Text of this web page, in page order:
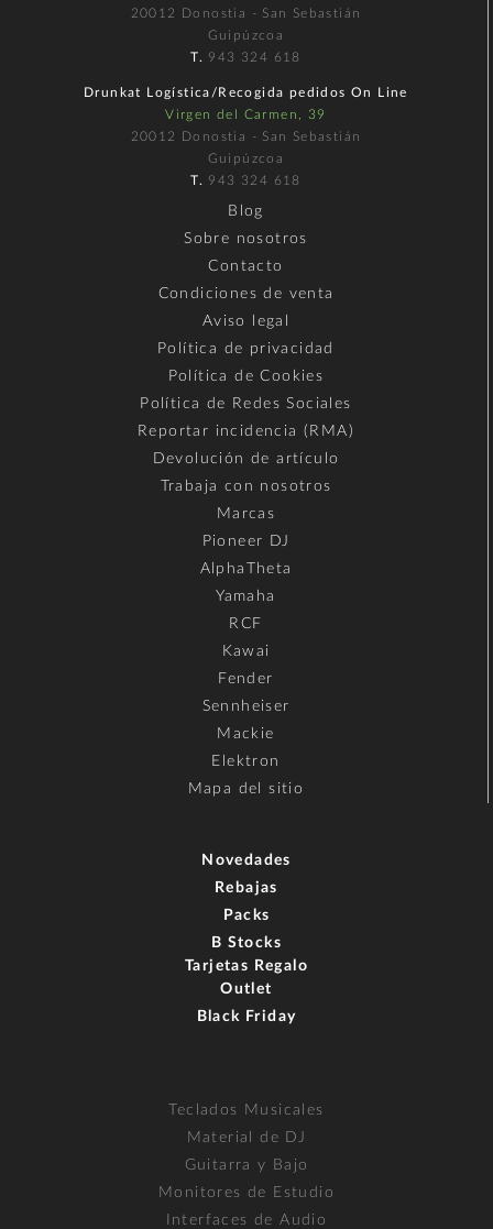
20012 Donostia - San Sebastián
Guipúzcoa
T. 943 324 618
Drunkat Logística/Recogida pedidos On Line
Virgen del Carmen, 39
20012 Donostia - San Sebastián
Guipúzcoa
T. 943 324 618
Blog
Sobre nosotros
Contacto
Condiciones de venta
Aviso legal
Política de privacidad
Política de Cookies
Política de Redes Sociales
Reportar incidencia (RMA)
Devolución de artículo
Trabaja con nosotros
Marcas
Pioneer DJ
AlphaTheta
Yamaha
RCF
Kawai
Fender
Sennheiser
Mackie
Elektron
Mapa del sitio
Novedades
Rebajas
Packs
B Stocks
Tarjetas Regalo
Outlet
Black Friday
Teclados Musicales
Material de DJ
Guitarra y Bajo
Monitores de Estudio
Interfaces de Audio